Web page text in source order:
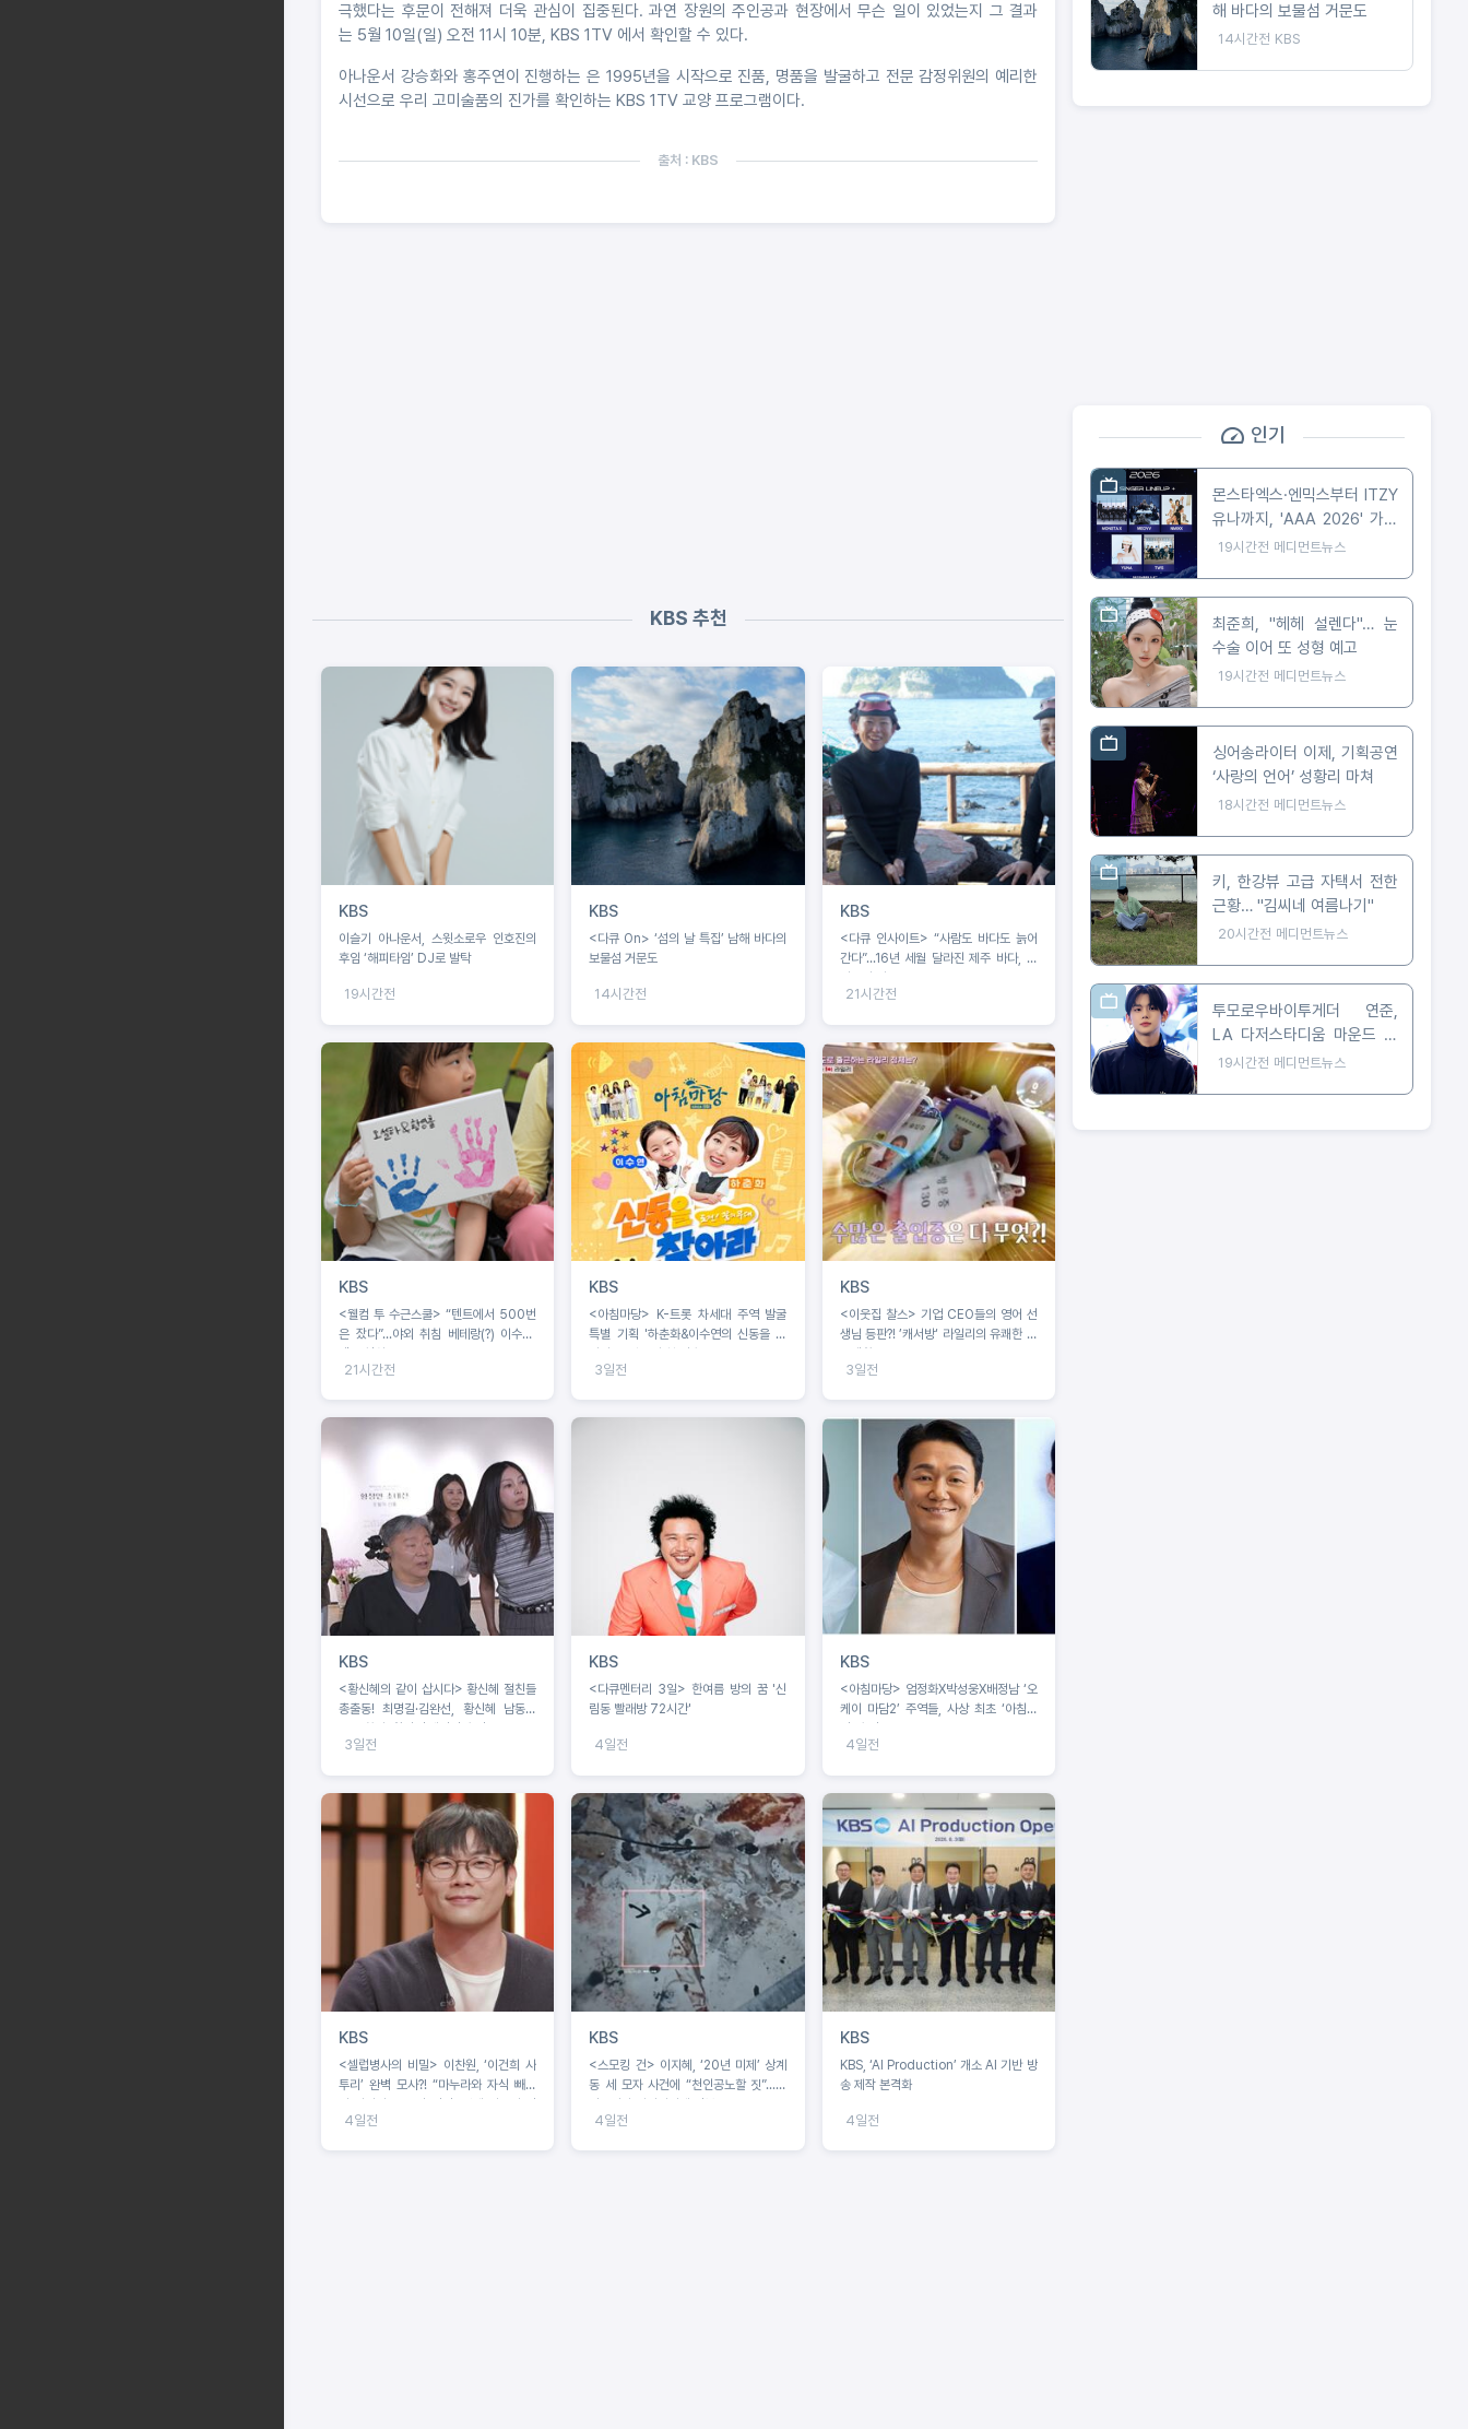
극했다는 후문이 전해져 더욱 관심이 집중된다. 과연 장원의 주인공과 현장에서 무슨 일이 있었는지 그 결과
는 5월 10일(일) 오전 11시 10분, KBS 1TV 에서 확인할 수 있다.
아나운서 강승화와 홍주연이 진행하는 은 1995년을 시작으로 진품, 명품을 발굴하고 전문 감정위원의 예리한
시선으로 우리 고미술품의 진가를 확인하는 KBS 1TV 교양 프로그램이다.
출처 : KBS
KBS 추천
KBS
이슬기 아나운서, 스윗소로우 인호진의
후임 ‘해피타임’ DJ로 발탁
19시간전
KBS
<다큐 On> ‘섬의 날 특집’ 남해 바다의
보물섬 거문도
14시간전
KBS
<다큐 인사이트> “사람도 바다도 늙어
간다”...16년 세월 달라진 제주 바다, 해
21시간전
KBS
<웰컴 투 수근스쿨> “텐트에서 500번
은 잤다”...야외 취침 베테랑(?) 이수근,
텐트 설치 중 굴욕?!
21시간전
KBS
<아침마당> K-트롯 차세대 주역 발굴
특별 기획 '하춘화&이수연의 신동을 찾
아라', 8월 5일 첫 방송!
3일전
KBS
<이웃집 찰스> 기업 CEO들의 영어 선
생님 등판?! ’캐서방‘ 라일리의 유쾌한 이
중생활
3일전
KBS
<황신혜의 같이 삽시다> 황신혜 절친들
총출동! 최명길·김완선, 황신혜 남동생
3일전
KBS
<다큐멘터리 3일> 한여름 방의 꿈 '신
림동 빨래방 72시간'
4일전
KBS
<아침마당> 엄정화X박성웅X배정남 ‘오
케이 마담2’ 주역들, 사상 최초 ‘아침마
4일전
KBS
<셀럽병사의 비밀> 이찬원, ‘이건희 사
투리’ 완벽 모사?! “마누라와 자식 빼고
다 바꿔라”…‘투명 인간’ 셋째 아들의 반
전4일전
KBS
<스모킹 건> 이지혜, ‘20년 미제’ 상계
동 세 모자 사건에 “천인공노할 짓”...유
력용의자 알리바이에 격분!
4일전
KBS
KBS, ‘AI Production’ 개소 AI 기반 방
송 제작 본격화
4일전
해 바다의 보물섬 거문도
14시간전 KBS
인기
몬스타엑스·엔믹스부터 ITZY
유나까지, 'AAA 2026' 가오
슝 출격 확정
19시간전 메디먼트뉴스
최준희, "헤헤 설렌다"… 눈
수술 이어 또 성형 예고
19시간전 메디먼트뉴스
싱어송라이터 이제, 기획공연
‘사랑의 언어’ 성황리 마쳐
18시간전 메디먼트뉴스
키, 한강뷰 고급 자택서 전한
근황… "김씨네 여름나기"
20시간전 메디먼트뉴스
투모로우바이투게더 연준,
LA 다저스타디움 마운드 선
다… 시구부터 무대까지
19시간전 메디먼트뉴스